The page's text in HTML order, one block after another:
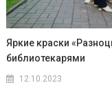
Яркие краски
библиотекарями
12.10.2023